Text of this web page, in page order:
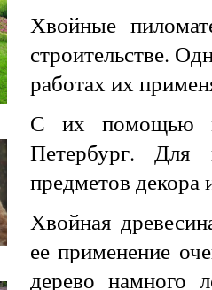
Хвойные
строительстве.
работах их
С их помощью
Петербург. Для
предметов декора
Хвойная
ее применение
дерево намного